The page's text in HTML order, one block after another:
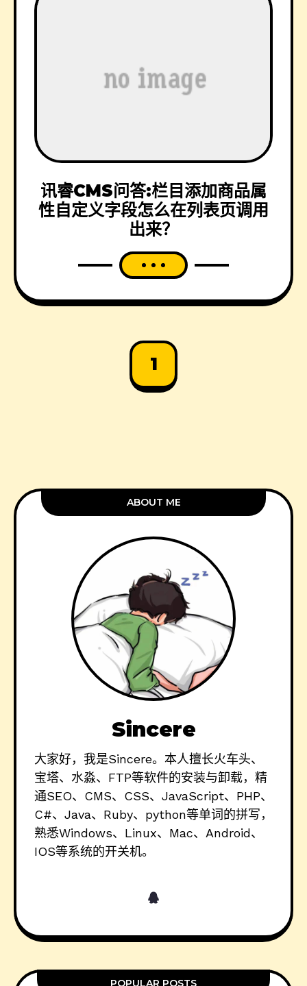
讯睿CMS问答:栏目添加商品属
性自定义字段怎么在列表页调用
出来？
1
ABOUT ME
Sincere
大家好，我是Sincere。本人擅长火车头、
宝塔、水淼、FTP等软件的安装与卸载，精
通SEO、CMS、CSS、JavaScript、PHP、
C#、Java、Ruby、python等单词的拼写，
熟悉Windows、Linux、Mac、Android、
IOS等系统的开关机。
POPULAR POSTS